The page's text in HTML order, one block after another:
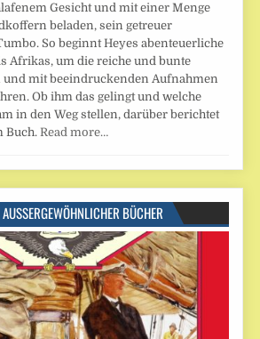
Gesicht und mit einer Menge
beladen, sein getreuer
So beginnt Heyes abenteuerliche
Afrikas, um die reiche und bunte
und mit beeindruckenden Aufnahmen
Ob ihm das gelingt und welche
in den Weg stellen, darüber berichtet
Buch.Read more…
BÜCHER